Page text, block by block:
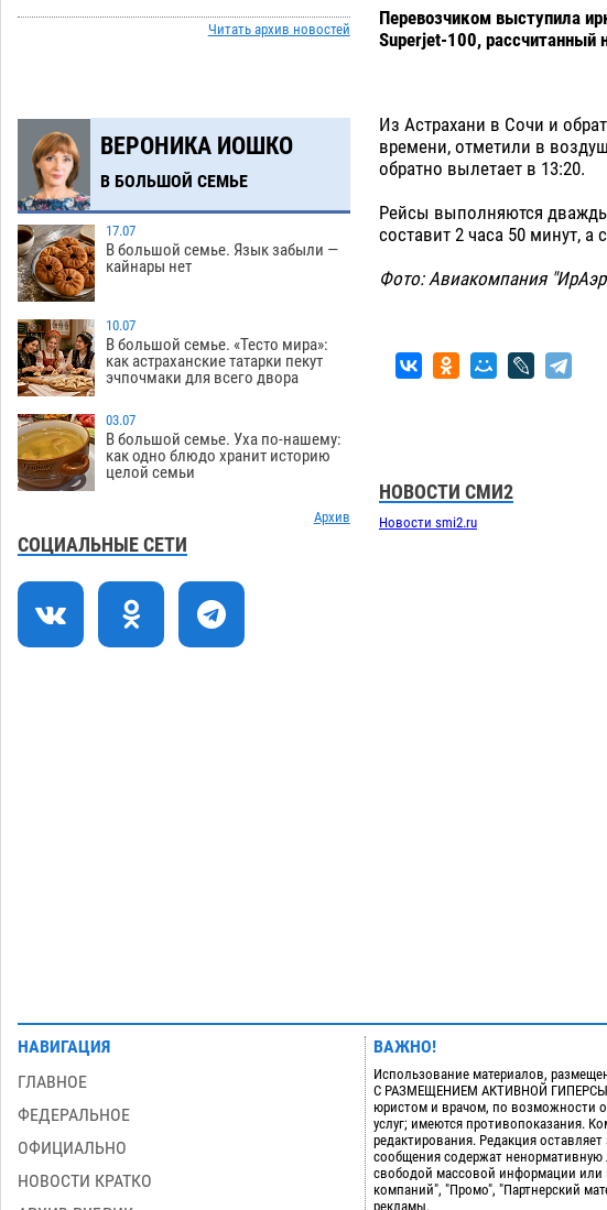
Астраханский аэропорт попробует
отбиться от ворон в апелляционном
древнюю помойку
11:58
В Астрахани подросток угнал
мотоцикл и похитил чужие мобильник
с банковскими картами
07.08 337
11:20
Астраханцев ждут на парковом газоне
с призами и эрмитажными котами
10:43
Астраханский суд встал на сторону
МЧС в споре за возврат униформы
07.08
10:02
На Всероссийской Спартакиаде
астраханские гандболисты уступили
казанским «драконам»
Краснодарской в Астрахани
08:47
Астраханский суд оценил четыре удара
по голове полицейского в сто тысяч
рублей
Читать архив новостей
ВЕРОНИКА ИОШКО
В БОЛЬШОЙ СЕМЬЕ
17.07
В большой семье. Язык забыли —
кайнары нет
10.07
В большой семье. «Тесто мира»:
как астраханские татарки пекут
эчпочмаки для всего двора
03.07
В большой семье. Уха по-нашему:
как одно блюдо хранит историю
целой семьи
Архив
СОЦИАЛЬНЫЕ СЕТИ
Перевозчиком выступила
Superjet-100, рассчитанный
Из Астрахани в Сочи и
времени, отметили в
обратно вылетает в 13:20.
Рейсы выполняются
составит 2 часа 50 минут, а
Фото: Авиакомпания
НОВОСТИ СМИ2
Новости smi2.ru
НАВИГАЦИЯ
ГЛАВНОЕ
ФЕДЕРАЛЬНОЕ
ОФИЦИАЛЬНО
НОВОСТИ КРАТКО
ВАЖНО!
Использование материалов,
С РАЗМЕЩЕНИЕМ АКТИВНОЙ
юристом и врачом, по возможности
услуг; имеются противопоказания.
редактирования. Редакция
сообщения содержат ненормативную
свободой массовой информации
компаний", "Промо", "Партнерский
рекламы.